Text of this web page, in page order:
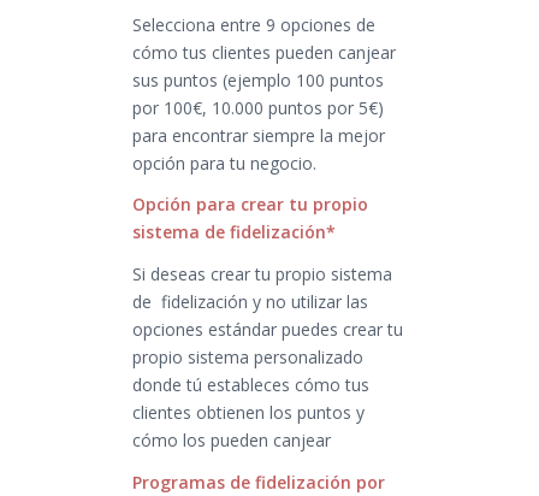
Selecciona entre 9 opciones de
cómo tus clientes pueden canjear
sus puntos (ejemplo 100 puntos
por 100€, 10.000 puntos por 5€)
para encontrar siempre la mejor
opción para tu negocio.
Opción para crear tu propio
sistema de fidelización*
Si deseas crear tu propio sistema
de fidelización y no utilizar las
opciones estándar puedes crear tu
propio sistema personalizado
donde tú estableces cómo tus
clientes obtienen los puntos y
cómo los pueden canjear
Programas de fidelización por